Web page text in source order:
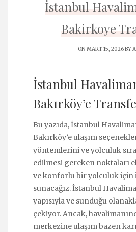
İstanbul
Bakirkoye
ON MART 15, 2026 BY
İstanbul
Bakırköy’e
Bu yazıda, İstanbul
Bakırköy’e ulaşım
yöntemlerini ve yolculuk
edilmesi gereken noktaları
ve konforlu bir yolculuk için
sunacağız. İstanbul
yapısıyla ve sunduğu
çekiyor. Ancak,
merkezine ulaşım bazen